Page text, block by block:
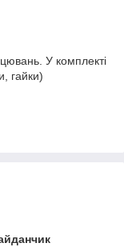
У комплекті
гайки)